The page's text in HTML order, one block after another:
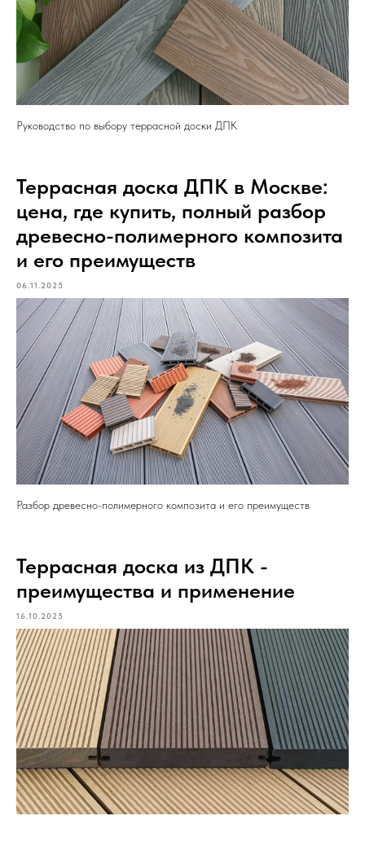
Руководство по выбору террасной доски ДПК
Террасная доска ДПК в Москве:
цена, где купить, полный разбор
древесно-полимерного композита
и его преимуществ
06.11.2025
Разбор древесно-полимерного композита и его преимуществ
Террасная доска из ДПК -
преимущества и применение
16.10.2025